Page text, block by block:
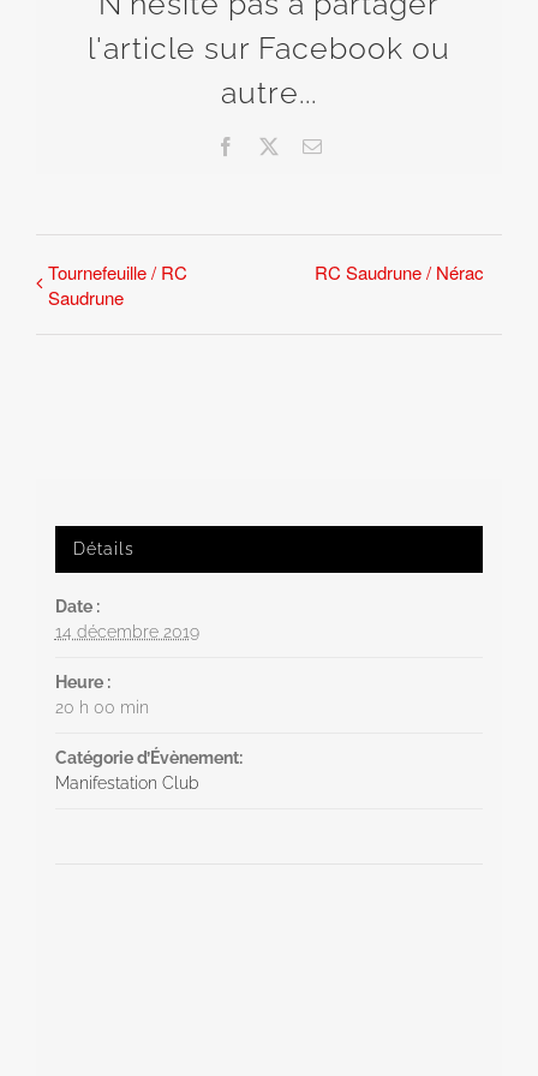
l'article sur Facebook ou
autre...
Facebook Email
Tournefeuille / RC
Saudrune
RC Saudrune / Nérac
Détails
Date :
14 décembre 2019
Heure :
20 h 00 min
Catégorie d’Évènement:
Manifestation Club